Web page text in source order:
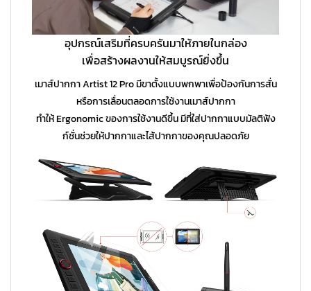
อุปกรณ์เสริมที่ครบครันมาให้ภายในกล่อง
เพื่อสร้างผลงานให้สมบูรณ์ยิ่งขึ้น
เมาส์ปากกา Artist 12 Pro มีขาตั้งแบบพกพาเพื่อป้องกันการสั่น
หรือการเลื่อนตลอดการใช้งานเมาส์ปากกา
ทำให้ Ergonomic ของการใช้งานดีขึ้น มีที่ใส่ปากกาแบบมัลติฟัง
ก์ชั่นช่วยให้ปากกาและไส้ปากกาของคุณปลอดภัย